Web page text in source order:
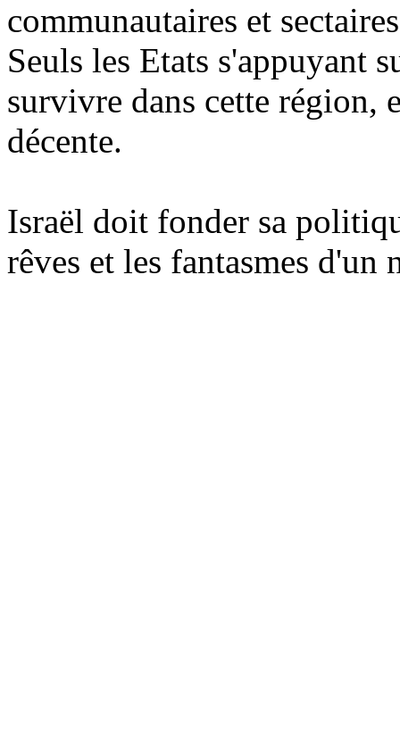
communautaires et
Seuls les Etats s'appuyant
survivre dans cette région,
décente.
Israël doit fonder sa
rêves et les fantasmes